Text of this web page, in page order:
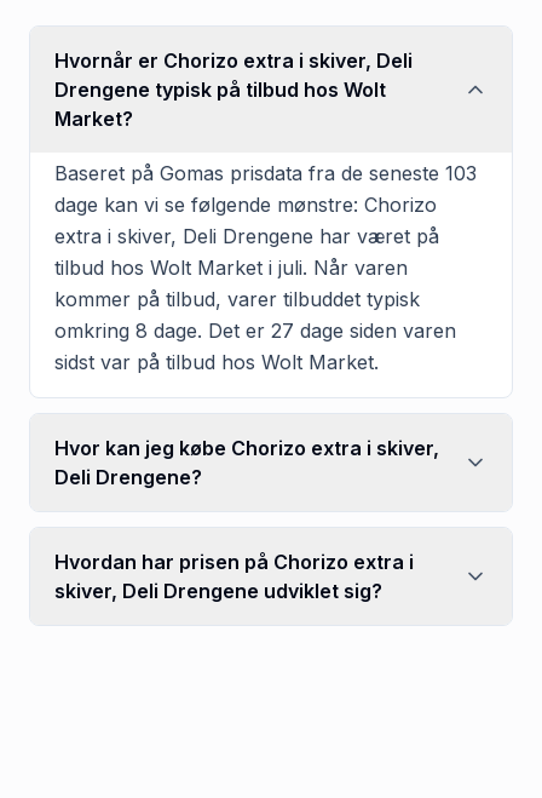
Hvornår er Chorizo extra i skiver, Deli
Drengene typisk på tilbud hos Wolt
Market?
Baseret på Gomas prisdata fra de seneste 103
dage kan vi se følgende mønstre: Chorizo
extra i skiver, Deli Drengene har været på
tilbud hos Wolt Market i juli. Når varen
kommer på tilbud, varer tilbuddet typisk
omkring 8 dage. Det er 27 dage siden varen
sidst var på tilbud hos Wolt Market.
Hvor kan jeg købe Chorizo extra i skiver,
Deli Drengene?
Hvordan har prisen på Chorizo extra i
skiver, Deli Drengene udviklet sig?